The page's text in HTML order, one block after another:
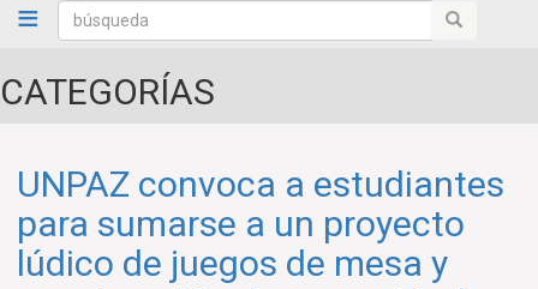
búsqueda búsqueda
CATEGORÍAS
UNPAZ convoca a estudiantes
para sumarse a un proyecto
lúdico de juegos de mesa y